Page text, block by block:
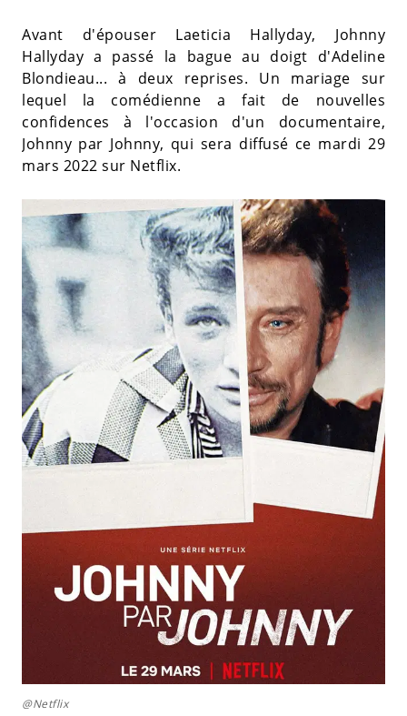
Avant d'épouser Laeticia Hallyday, Johnny
Hallyday a passé la bague au doigt d'Adeline
Blondieau... à deux reprises. Un mariage sur
lequel la comédienne a fait de nouvelles
confidences à l'occasion d'un documentaire,
Johnny par Johnny, qui sera diffusé ce mardi 29
mars 2022 sur Netflix.
@Netflix